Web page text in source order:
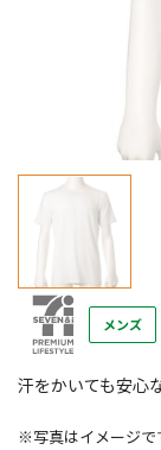
メンズ
汗をかいても安心
※写真はイメージで